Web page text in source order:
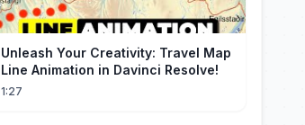
Unleash Your Creativity: Travel Map
Line Animation in Davinci Resolve!
1:27